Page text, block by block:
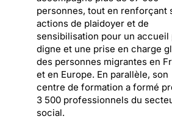
personnes, tout en renforçant
actions de plaidoyer et de
sensibilisation pour un accueil
digne et une prise en charge
des personnes migrantes en
et en Europe. En parallèle, son
centre de formation a formé
3 500 professionnels du
social.